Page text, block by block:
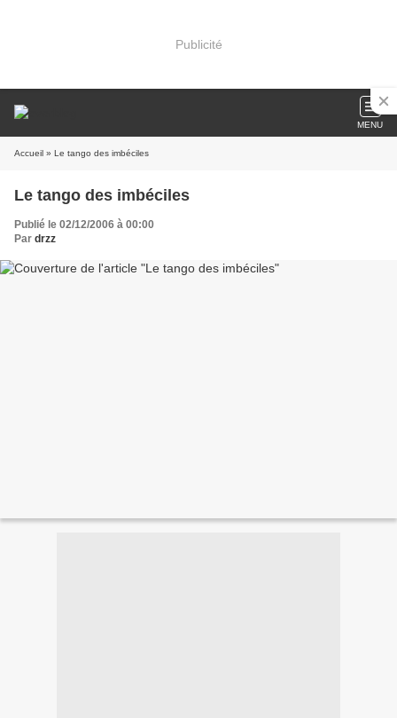
Publicité
MENU
Accueil » Le tango des imbéciles
Le tango des imbéciles
Publié le 02/12/2006 à 00:00
Par drzz